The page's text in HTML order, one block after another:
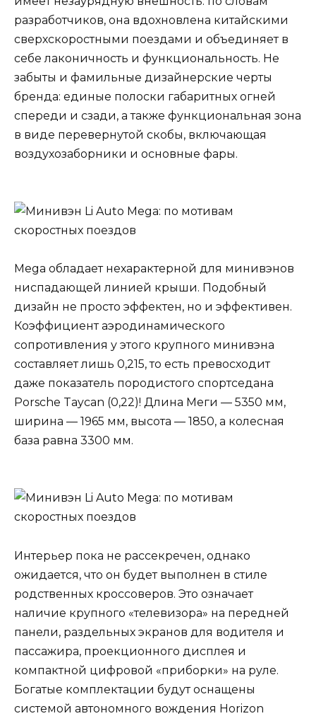
разработчиков, она вдохновлена китайскими
сверхскоростными поездами и объединяет в
себе лаконичность и функциональность. Не
забыты и фамильные дизайнерские черты
бренда: единые полоски габаритных огней
спереди и сзади, а также функциональная зона
в виде перевернутой скобы, включающая
воздухозаборники и основные фары.
Mega обладает нехарактерной для минивэнов
ниспадающей линией крыши. Подобный
дизайн не просто эффектен, но и эффективен.
Коэффициент аэродинамического
сопротивления у этого крупного минивэна
составляет лишь 0,215, то есть превосходит
даже показатель породистого спортседана
Porsche Taycan (0,22)! Длина Меги — 5350 мм,
ширина — 1965 мм, высота — 1850, а колесная
база равна 3300 мм.
Интерьер пока не рассекречен, однако
ожидается, что он будет выполнен в стиле
родственных кроссоверов. Это означает
наличие крупного «телевизора» на передней
панели, раздельных экранов для водителя и
пассажира, проекционного дисплея и
компактной цифровой «приборки» на руле.
Богатые комплектации будут оснащены
системой автономного вождения Horizon